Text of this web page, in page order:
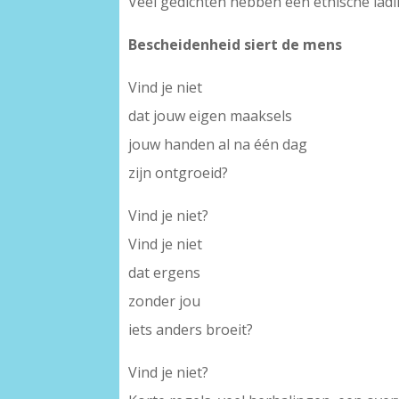
Bescheidenheid siert de mens
Vind je niet
dat jouw eigen maaksels
jouw handen al na één dag
zijn ontgroeid?
Vind je niet?
Vind je niet
dat ergens
zonder jou
iets anders broeit?
Vind je niet?